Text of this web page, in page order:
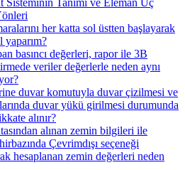
Sisteminin Tanımı ve Eleman Uç
her katta sol üstten başlayarak
yaparım?
basıncı değerleri, rapor ile 3B
veriler değerlerle neden aynı
duvar komutuyla duvar çizilmesi ve
duvar yükü girilmesi durumunda
alınır?
alınan zemin bilgileri ile
Çevrimdışı seçeneği
hesaplanan zemin değerleri neden